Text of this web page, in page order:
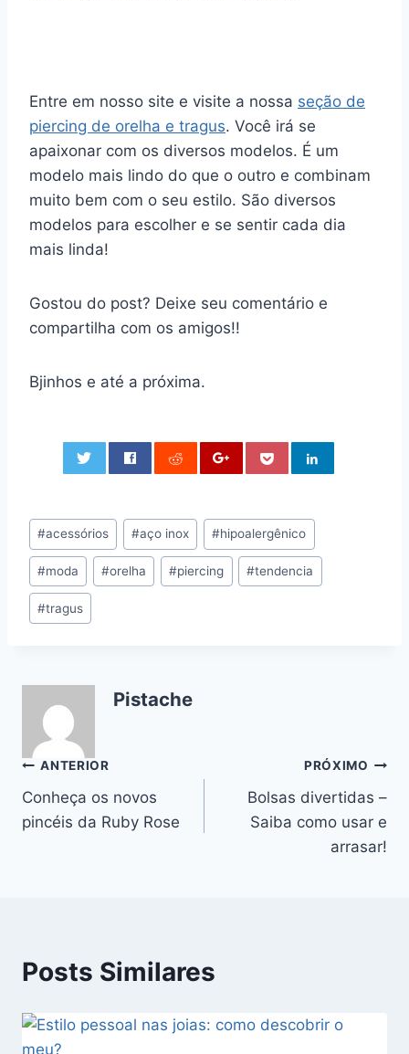
Entre em nosso site e visite a nossa seção de
piercing de orelha e tragus. Você irá se
apaixonar com os diversos modelos. É um
modelo mais lindo do que o outro e combinam
muito bem com o seu estilo. São diversos
modelos para escolher e se sentir cada dia
mais linda!
Gostou do post? Deixe seu comentário e
compartilha com os amigos!!
Bjinhos e até a próxima.
Tags
do
Post:
#acessórios #aço inox #hipoalergênico
#moda #orelha #piercing #tendencia
#tragus
Pistache
Navegação
de
ANTERIOR
Conheça os novos
pincéis da Ruby Rose
PRÓXIMO
Bolsas divertidas –
Saiba como usar e
arrasar!
Posts Similares